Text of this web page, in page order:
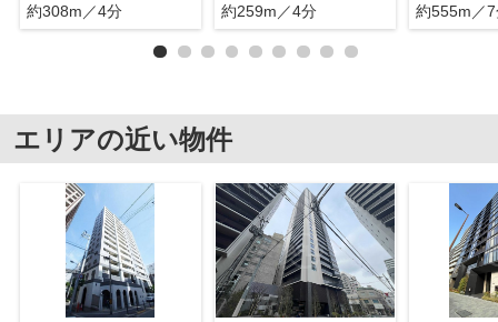
約308m／4分
約259m／4分
約555m／
エリアの近い物件